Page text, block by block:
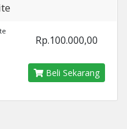
Rp.100.000,00
Beli Sekarang